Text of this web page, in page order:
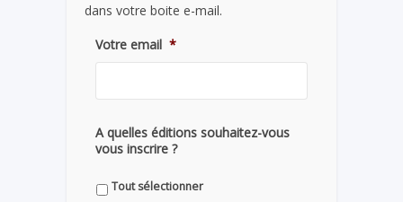
dans votre boite e-mail.
Votre email *
A quelles éditions souhaitez-vous
vous inscrire ?
Tout sélectionner